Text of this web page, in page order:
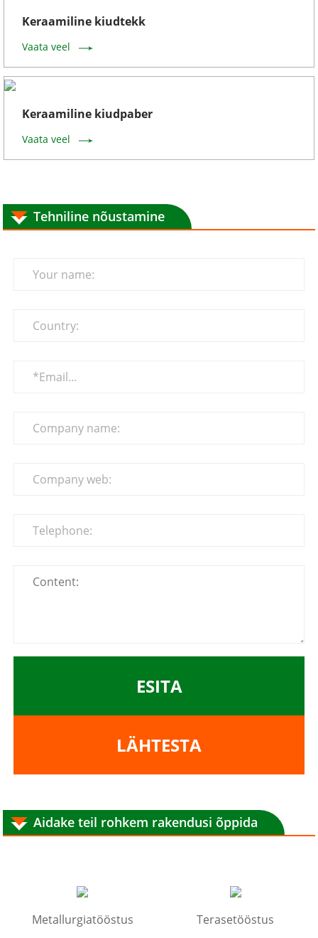
Keraamiline kiudtekk
Vaata veel
Keraamiline kiudpaber
Vaata veel
Tehniline nõustamine
ESITA
LÄHTESTA
Aidake teil rohkem rakendusi õppida
Metallurgiatööstus Terasetööstus